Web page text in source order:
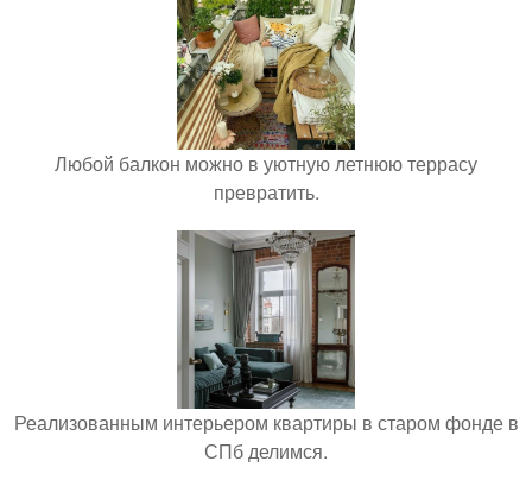
Любой балкон можно в уютную летнюю террасу
превратить.
Реализованным интерьером квартиры в старом фонде в
СПб делимся.